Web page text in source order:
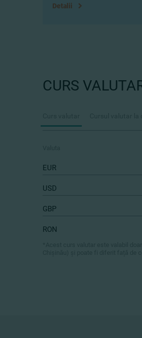
Detalii
CURS
EUR
USD
GBP
RON